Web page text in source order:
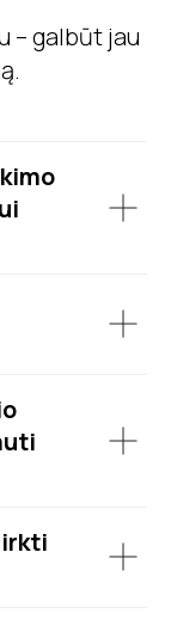
– galbūt jau